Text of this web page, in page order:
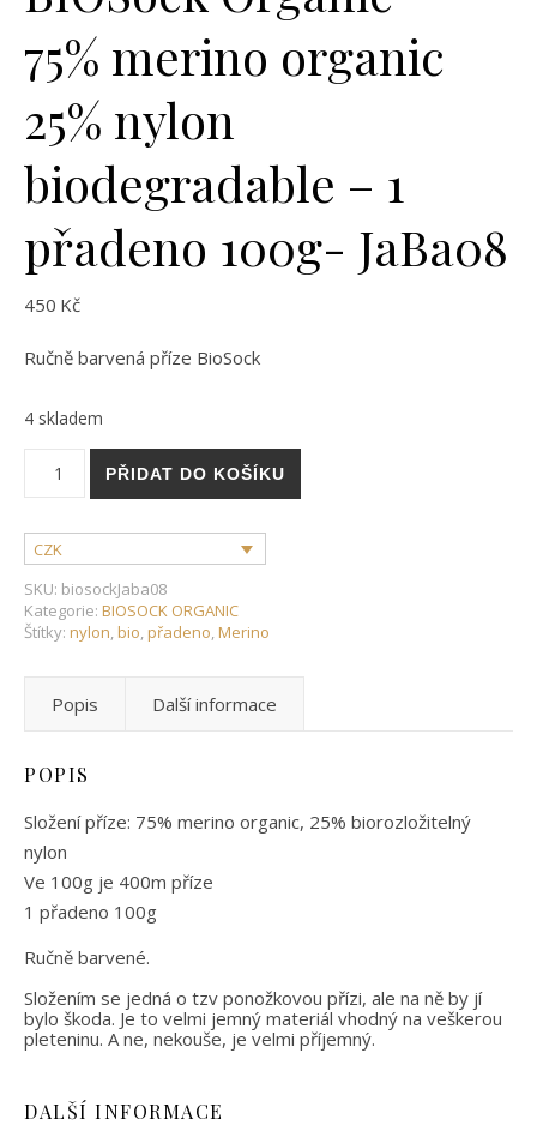
75% merino organic
25% nylon
biodegradable – 1
přadeno 100g- JaBa08
450 Kč
Ručně barvená příze BioSock
4 skladem
PŘIDAT DO KOŠÍKU
CZK
SKU: biosockJaba08
Kategorie: BIOSOCK ORGANIC
Štítky: nylon,bio,přadeno,Merino
Popis Další informace
POPIS
Složení příze: 75% merino organic, 25% biorozložitelný
nylon
Ve 100g je 400m příze
1 přadeno 100g
Ručně barvené.
Složením se jedná o tzv ponožkovou přízi, ale na ně by jí
bylo škoda. Je to velmi jemný materiál vhodný na veškerou
pleteninu. A ne, nekouše, je velmi příjemný.
DALŠÍ INFORMACE